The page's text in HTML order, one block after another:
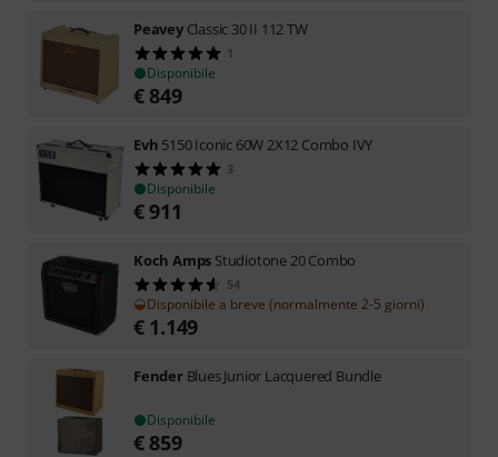
Peavey Classic 30 II 112 TW
1
Disponibile
€ 849
Evh 5150 Iconic 60W 2X12 Combo IVY
3
Disponibile
€911
Koch Amps Studiotone 20 Combo
54
Disponibile a breve (normalmente 2-5 giorni)
€ 1.149
Fender Blues Junior Lacquered Bundle
Disponibile
€ 859